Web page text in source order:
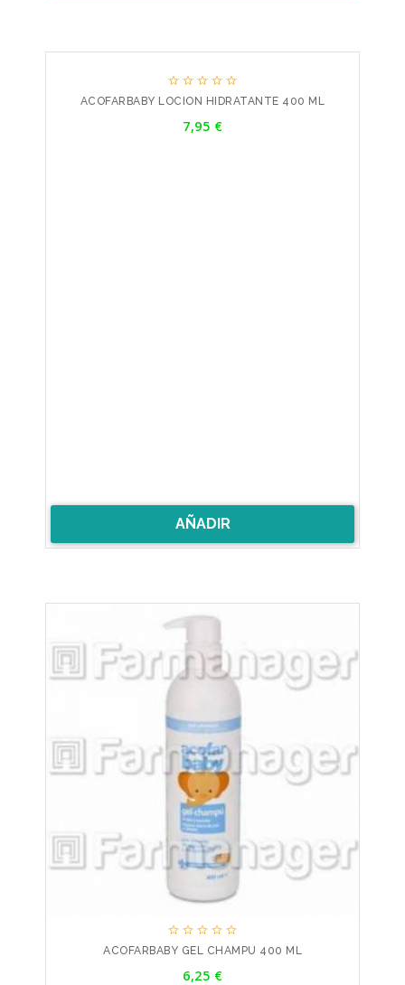
    
ACOFARBABY LOCION HIDRATANTE 400 ML
7,95 €
AÑADIR
    
ACOFARBABY GEL CHAMPU 400 ML
6,25 €